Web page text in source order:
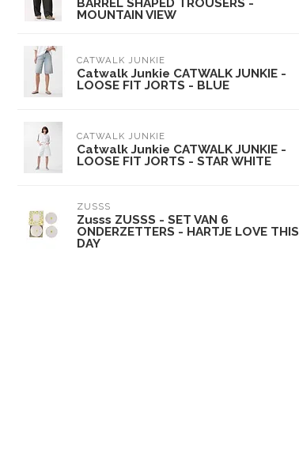
BARREL SHAPED TROUSERS -
MOUNTAIN VIEW
CATWALK JUNKIE
Catwalk Junkie CATWALK JUNKIE -
LOOSE FIT JORTS - BLUE
CATWALK JUNKIE
Catwalk Junkie CATWALK JUNKIE -
LOOSE FIT JORTS - STAR WHITE
ZUSSS
Zusss ZUSSS - SET VAN 6
ONDERZETTERS - HARTJE LOVE THIS
DAY